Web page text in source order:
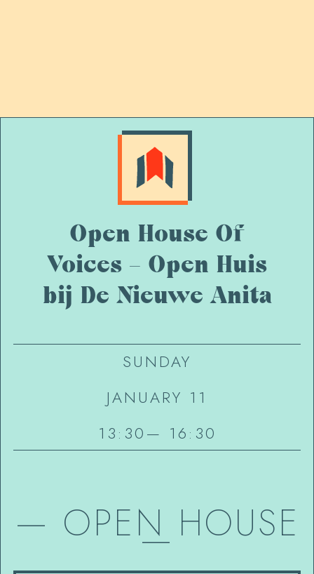
Open House Of
Voices – Open Huis
bij De Nieuwe Anita
SUNDAY
JANUARY 11
13:30— 16:30
— OPEN HOUSE
—